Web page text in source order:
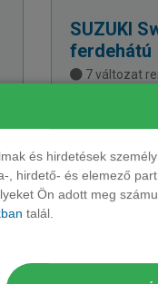
és hirdetések
, hirdető- és elemező
Ön adott meg
talál.
SUZUKI
ferdehátú
7 változat
amelyre